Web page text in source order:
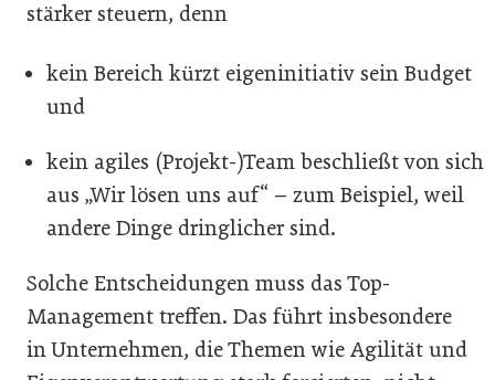
stärker steuern, denn
kein Bereich kürzt eigeninitiativ sein Budget
und
kein agiles (Projekt-)Team beschließt von sich
aus „Wir lösen uns auf“ – zum Beispiel, weil
andere Dinge dringlicher sind.
Solche Entscheidungen muss das Top-
Management treffen. Das führt insbesondere
in Unternehmen, die Themen wie Agilität und